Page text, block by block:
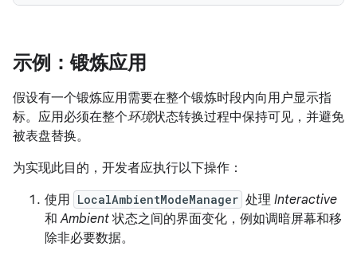
示例：锻炼应用
假设有一个锻炼应用需要在整个锻炼时段内向用户显示指
标。应用必须在整个环境状态转换过程中保持可见，并避免
被表盘替换。
为实现此目的，开发者应执行以下操作：
使用 LocalAmbientModeManager 处理 Interactive
和Ambient 状态之间的界面变化，例如调暗屏幕和移
除非必要数据。